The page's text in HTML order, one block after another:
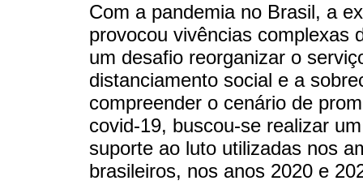
Com a pandemia no Brasil, a
provocou vivências complexas
um desafio reorganizar o
distanciamento social e a
compreender o cenário de
covid-19, buscou-se realizar
suporte ao luto utilizadas nos
brasileiros, nos anos 2020 e